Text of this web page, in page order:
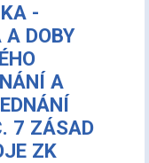
-
DOBY
A
7 ZÁSAD
ZK